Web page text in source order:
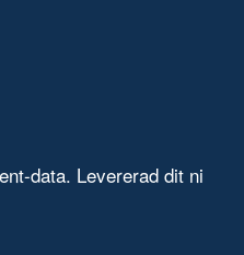
data. Levererad dit ni